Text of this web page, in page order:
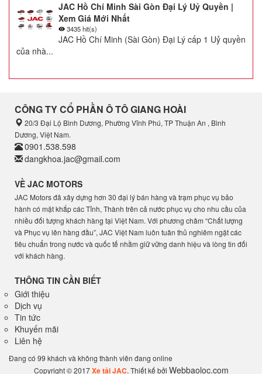
JAC Hồ Chí Minh Sài Gòn Đại Lý Uỷ Quyền |
Xem Giá Mới Nhất
3435 hit(s)
JAC Hồ Chí Minh (Sài Gòn) Đại Lý cấp 1 Uỷ quyền
của nhà...
CÔNG TY CỔ PHẦN Ô TÔ GIANG HOÀI
20/3 Đại Lộ Bình Dương, Phường Vĩnh Phú, TP Thuận An , Bình
Dương, Việt Nam.
0901.538.598
dangkhoa.jac@gmail.com
VỀ JAC MOTORS
JAC Motors đã xây dựng hơn 30 đại lý bán hàng và trạm phục vụ bảo
hành có mặt khắp các Tỉnh, Thành trên cả nước phục vụ cho nhu cầu của
nhiều đối tượng khách hàng tại Việt Nam. Với phương châm “Chất lượng
và Phục vụ lên hàng đầu”, JAC Việt Nam luôn tuân thủ nghiêm ngặt các
tiêu chuẩn trong nước và quốc tế nhằm giữ vững danh hiệu và lòng tin đối
với khách hàng.
THÔNG TIN CẦN BIẾT
Giới thiệu
Dịch vụ
Tin tức
Khuyến mãi
Liên hệ
Đang có 99 khách và không thành viên đang online
Copyright © 2017Xe tải JAC. Thiết kế bởi Webbaoloc.com